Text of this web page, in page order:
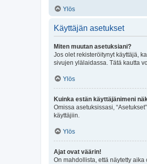
Ylös
Käyttäjän asetukset
Miten muutan asetuksiani?
Jos olet rekisteröitynyt käyttäjä,
sivujen ylälaidassa. Tätä kautta
Ylös
Kuinka estän käyttäjänimeni
Omissa asetuksissasi,
käyttäjiin.
Ylös
Ajat ovat väärin!
On mahdollista, että näytetty